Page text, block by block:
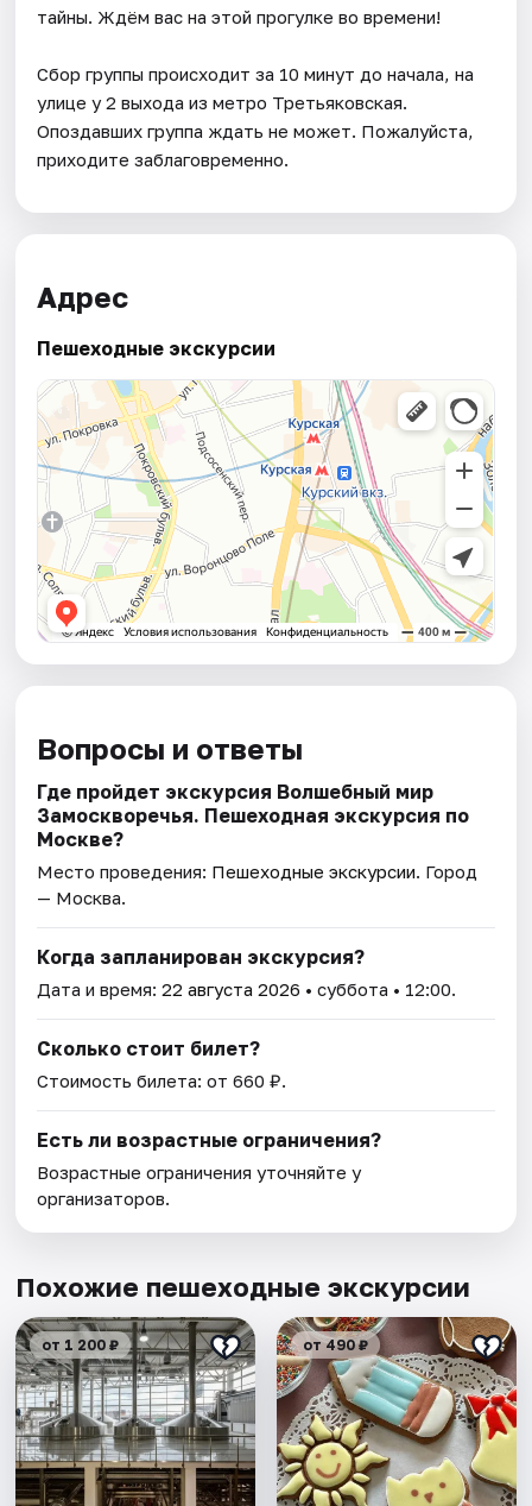
тайны. Ждём вас на этой прогулке во времени!
Сбор группы происходит за 10 минут до начала, на
улице у 2 выхода из метро Третьяковская.
Опоздавших группа ждать не может. Пожалуйста,
приходите заблаговременно.
Адрес
Пешеходные экскурсии
Вопросы и ответы
Где пройдет экскурсия Волшебный мир
Замоскворечья. Пешеходная экскурсия по
Москве?
Место проведения: Пешеходные экскурсии. Город
— Москва.
Когда запланирован экскурсия?
Дата и время:22 августа 2026 • суббота • 12:00.
Сколько стоит билет?
Стоимость билета: от 660 ₽.
Есть ли возрастные ограничения?
Возрастные ограничения уточняйте у
организаторов.
Похожие пешеходные экскурсии
от 1 200 ₽ от 490 ₽